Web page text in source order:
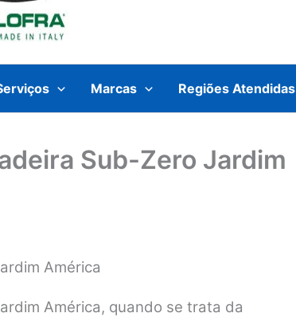
Marcas Regiões Atendidas
Sub-Zero Jardim
América
América, quando se trata da